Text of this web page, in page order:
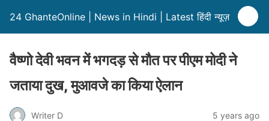
24 GhanteOnline | News in Hindi | Latest हिंदी न्यूज़
वैष्णो देवी भवन में भगदड़ से मौत पर पीएम मोदी ने
जताया दुख, मुआवजे का किया ऐलान
Writer D 5 years ago